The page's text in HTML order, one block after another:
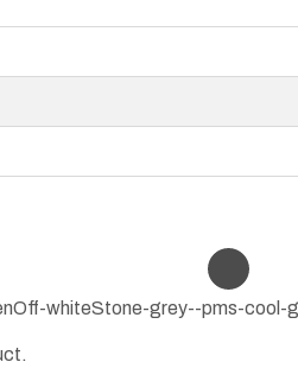
Off-whiteStone-grey--pms-cool-